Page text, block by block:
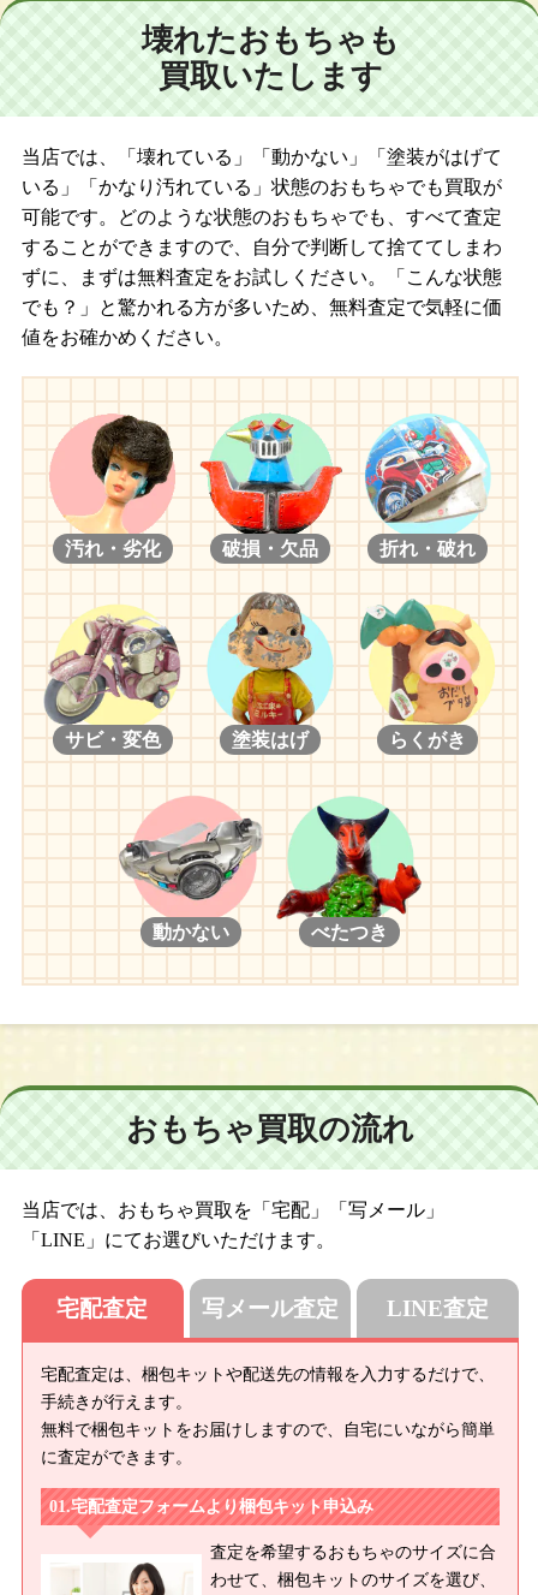
壊れたおもちゃも
買取いたします
当店では、「壊れている」「動かない」「塗装がはげて
いる」「かなり汚れている」状態のおもちゃでも買取が
可能です。どのような状態のおもちゃでも、すべて査定
することができますので、自分で判断して捨ててしまわ
ずに、まずは無料査定をお試しください。「こんな状態
でも？」と驚かれる方が多いため、無料査定で気軽に価
値をお確かめください。
汚れ・劣化 破損・欠品 折れ・破れ
サビ・変色 塗装はげ らくがき
動かない べたつき
おもちゃ買取の流れ
当店では、おもちゃ買取を「宅配」「写メール」
「LINE」にてお選びいただけます。
宅配査定
宅配査定は、梱包キットや配送先の情報を入力するだけで、
手続きが行えます。
無料で梱包キットをお届けしますので、自宅にいながら簡単
に査定ができます。
宅配査定フォームより梱包キット申込み
査定を希望するおもちゃのサイズに合
わせて、梱包キットのサイズを選び、
写メール査定 LINE査定